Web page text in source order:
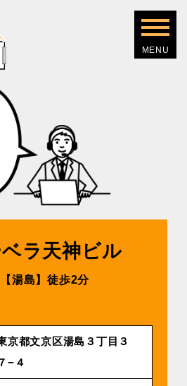
ラ天神ビル
湯島】徒歩2分
京都文京区湯島３丁目３
７−４